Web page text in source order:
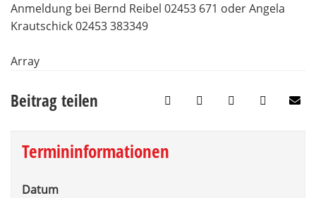
Anmeldung bei Bernd Reibel 02453 671 oder Angela
Krautschick 02453 383349
Array
Beitrag teilen
Termininformationen
Datum